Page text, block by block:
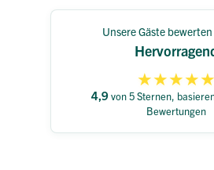
Unsere Gäste
★★★★★
4,9von 5 Sternen,
Bewertungen